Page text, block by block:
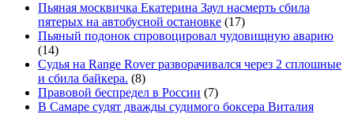
Пьяная москвичка Екатерина Заул насмерть сбила
пятерых на автобусной остановке (17)
Пьяный подонок спровоцировал чудовищную аварию
(14)
Судья на Range Rover разворачивался через 2 сплошные
и сбила байкера. (8)
Правовой беспредел в России (7)
В Самаре судят дважды судимого боксера Виталия